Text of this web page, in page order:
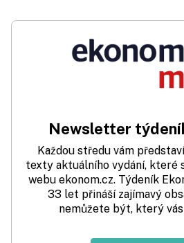
Newsletter
Každou středu vám
texty aktuálního vydání, které
webu ekonom.cz. Týdeník
33 let přináší zajímavý
nemůžete být, který